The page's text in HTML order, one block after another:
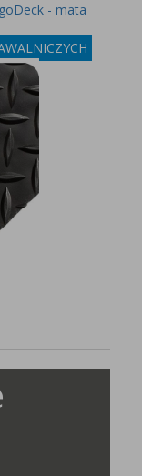
- mata